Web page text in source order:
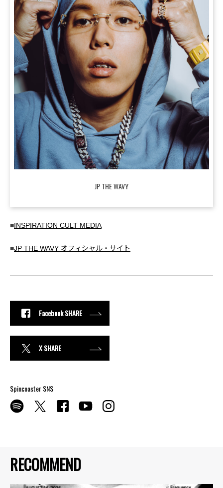
RECOMMEND
JP THE WAVY
■INSPIRATION CULT MEDIA
■JP THE WAVY オフィシャル・サイト
Facebook SHARE
X SHARE
Spincoaster SNS